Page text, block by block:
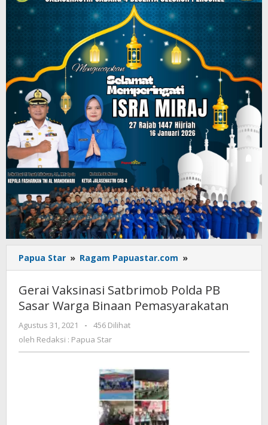
Papua Star » Ragam Papuastar.com »
Vaksinasi
Polda
PB
Gerai Vaksinasi Satbrimob Polda PB
Sasar Warga Binaan Pemasyarakatan
Agustus 31, 2021
oleh
Redaksi
Star
-
456 Dilihat
oleh Redaksi : Papua Star